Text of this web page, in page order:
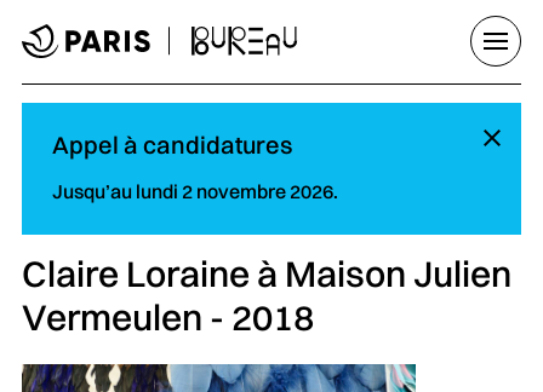
Appel à candidatures
Jusqu’au lundi 2 novembre 2026.
Claire Loraine à Maison Julien
Vermeulen - 2018